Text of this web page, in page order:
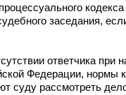
заседания,
ответчика
Федерации, нормы
суду рассмотреть